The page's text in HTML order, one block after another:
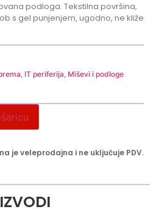
podloga. Tekstilna površina,
s gel punjenjem, ugodno, ne kliže
IT periferija Miševi i podloge
je veleprodajna i ne uključuje PDV.